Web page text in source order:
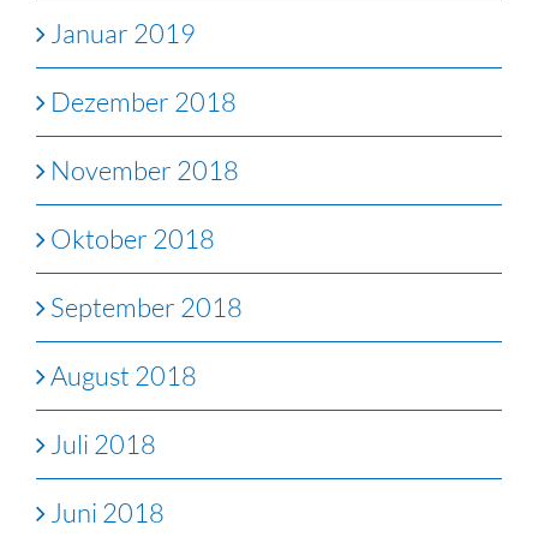
Januar 2019
Dezember 2018
November 2018
Oktober 2018
September 2018
August 2018
Juli 2018
Juni 2018